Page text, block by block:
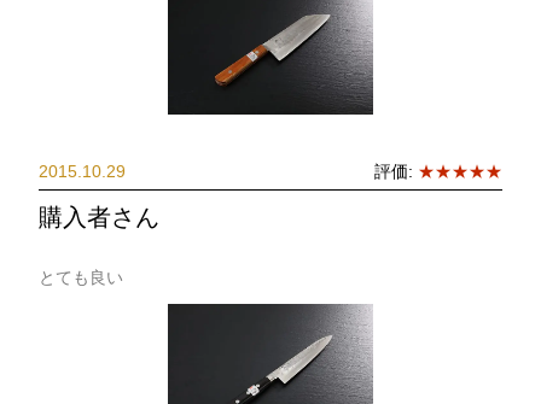
2015.10.29 評価: ★★★★★
購入者さん
とても良い